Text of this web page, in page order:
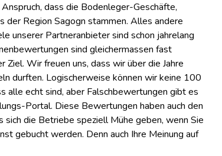
dass die Bodenleger-Geschäfte,
der Region Sagogn stammen. Alles andere
unserer Partneranbieter sind schon jahrelang
sind gleichermassen fast
Ziel. Wir freuen uns, dass wir über die Jahre
durften. Logischerweise können wir keine 100
alle echt sind, aber Falschbewertungen gibt es
Portal. Diese Bewertungen haben auch den
sich die Betriebe speziell Mühe geben, wenn Sie
gebucht werden. Denn auch Ihre Meinung auf